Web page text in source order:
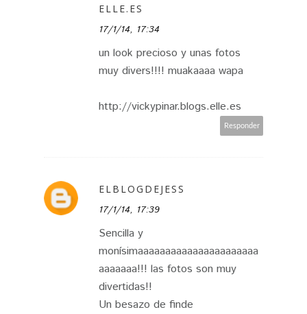
ELLE.ES
17/1/14, 17:34
un look precioso y unas fotos
muy divers!!!! muakaaaa wapa
http://vickypinar.blogs.elle.es
Responder
ELBLOGDEJESS
17/1/14, 17:39
Sencilla y
monísimaaaaaaaaaaaaaaaaaaaaaa
aaaaaaa!!! las fotos son muy
divertidas!!
Un besazo de finde